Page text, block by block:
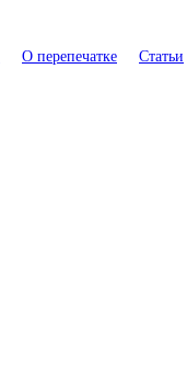
О перепечатке Статьи